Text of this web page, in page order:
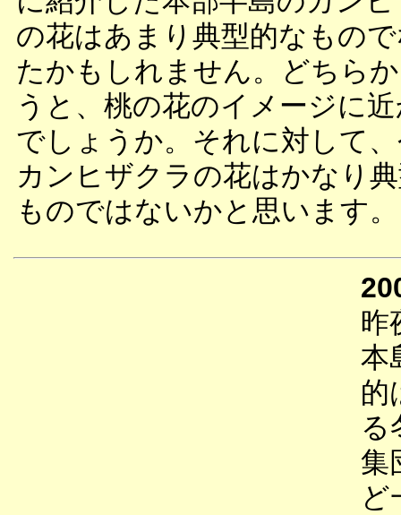
の花はあまり典型的なもの
たかもしれません。どちら
うと、桃の花のイメージに
でしょうか。それに対して
カンヒザクラの花はかなり
ものではないかと思います。
昨
本
的
る
集
ど